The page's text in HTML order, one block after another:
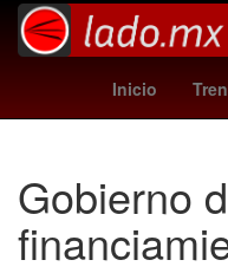
Inicio
Gobierno